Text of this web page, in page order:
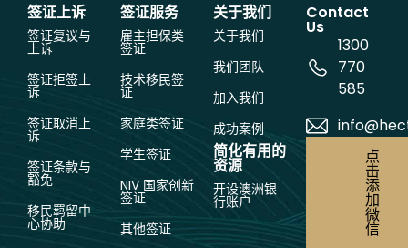
签证上诉
签证复议与
上诉
签证拒签上
诉
签证取消上
诉
签证条款与
豁免
移民羁留中
心协助
签证服务
雇主担保类
签证
技术移民签
证
家庭类签证
学生签证
NIV 国家创新
签证
其他签证
关于我们
关于我们
我们团队
加入我们
成功案例
简化有用的
资源
开设澳洲银
行账户
Contact
Us
1300
770
585
点
击
添
加
微
信